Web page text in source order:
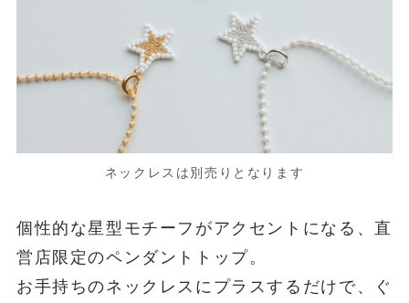
ネックレスは別売りとなります
個性的な星型モチーフがアクセントになる、直
営店限定のペンダントトップ。
お手持ちのネックレスにプラスするだけで、ぐ